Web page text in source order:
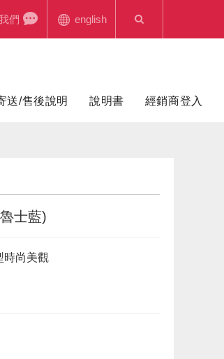
們 english
送/售後說明 說明書 經銷商登入
士藍)
時尚美觀